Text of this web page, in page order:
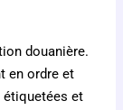
douanière.
en ordre et
et